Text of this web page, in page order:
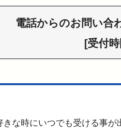
電話からのお問い合
[受付
な時にいつでも受ける事